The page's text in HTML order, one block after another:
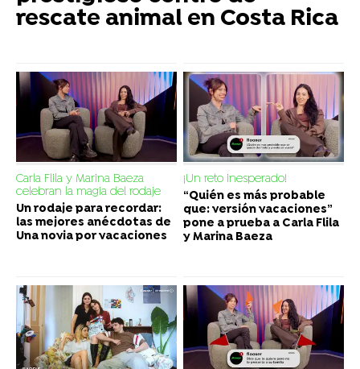
rescate animal en Costa Rica
Carla Flila y Marina Baeza
celebran la magia del rodaje
Un rodaje para recordar:
las mejores anécdotas de
Una novia por vacaciones
¡Un reto inesperado!
“Quién es más probable
que: versión vacaciones”
pone a prueba a Carla Flila
y Marina Baeza